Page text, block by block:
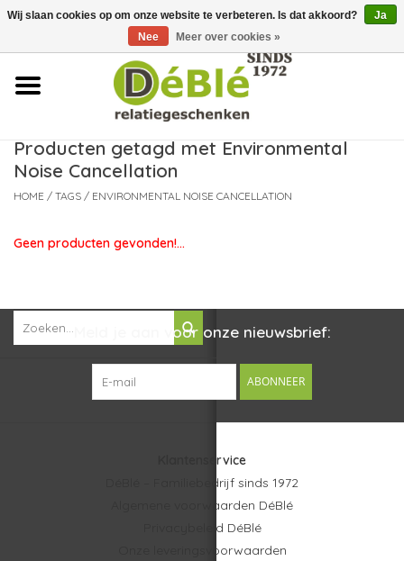
Over ons
Contact
Nieuws
Producten getagd met Environmental
Noise Cancellation
HOME / TAGS / ENVIRONMENTAL NOISE CANCELLATION
Geen producten gevonden!...
Meld je aan voor onze nieuwsbrief:
ABONNEER
Klantenservice
DéBlé – Familiebedrijf sinds 1972
Algemene voorwaarden DéBlé
Privacybeleid DéBlé
Onze leveringsvoorwaarden
Wij slaan cookies op om onze website te verbeteren. Is dat akkoord?
Ja
Nee
Meer over cookies »